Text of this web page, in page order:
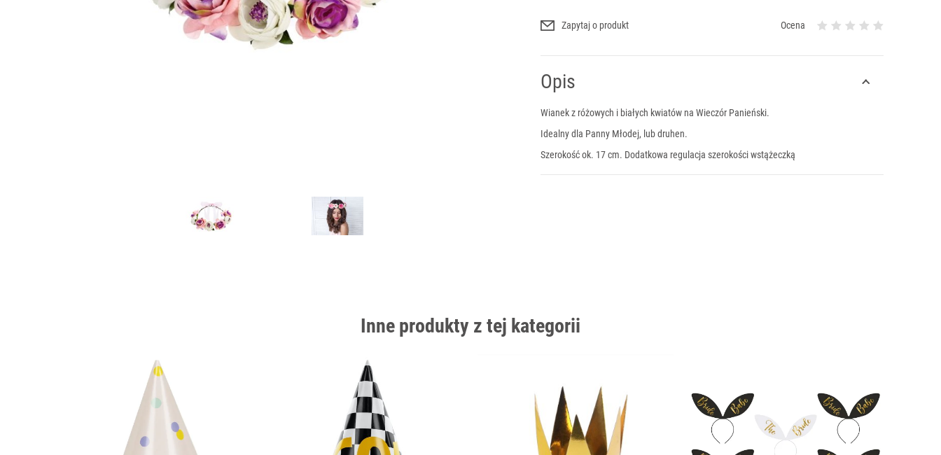
Zapytaj o produkt Ocena
Opis
Wianek z różowych i białych kwiatów na Wieczór Panieński.
Idealny dla Panny Młodej, lub druhen.
Szerokość ok. 17 cm. Dodatkowa regulacja szerokości wstążeczką
Inne produkty z tej kategorii